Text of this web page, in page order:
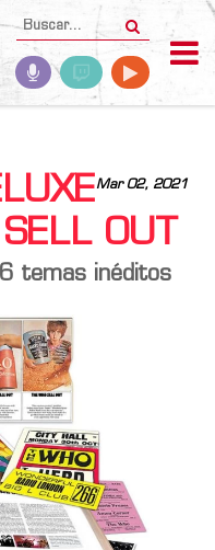
Mar 02, 2021
OUT
temas inéditos